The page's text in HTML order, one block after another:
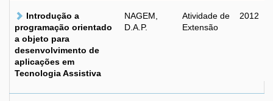
Introdução a
programação orientado
a objeto para
desenvolvimento de
aplicações em
Tecnologia Assistiva
NAGEM,
D.A.P.
Atividade de
Extensão
2012